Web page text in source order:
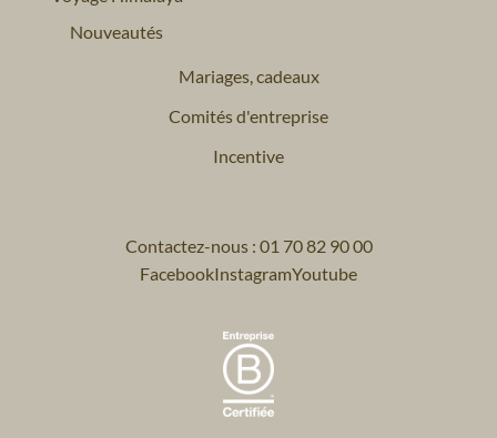
Nouveautés
Mariages, cadeaux
Comités d'entreprise
Incentive
Contactez-nous : 01 70 82 90 00
FacebookInstagramYoutube